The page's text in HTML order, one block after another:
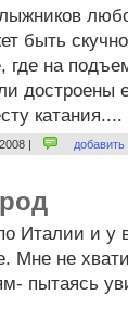
быть
где на
достроены
катания....
|
Италии и у
Мне не
пытаясь